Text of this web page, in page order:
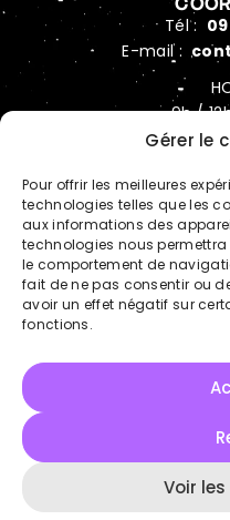
Gérer le
Pour offrir les meilleures
technologies telles que les
aux informations des
technologies nous
le comportement de
fait de ne pas consentir ou
avoir un effet négatif sur
fonctions.
Voir
Tél :
E-mail :
9h /
du
Copyright © Tous droits